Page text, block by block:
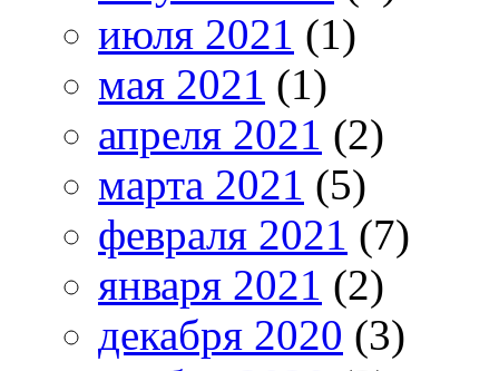
июля 2021 (1)
мая 2021 (1)
апреля 2021 (2)
марта 2021 (5)
февраля 2021 (7)
января 2021 (2)
декабря 2020 (3)